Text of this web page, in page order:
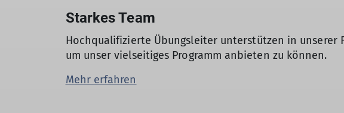
Starkes Team
Hochqualifizierte Übungsleiter unterstützen in unserer
um unser vielseitiges Programm anbieten zu können.
Mehr erfahren